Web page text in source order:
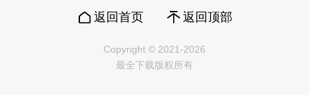
返回首页 返回顶部
Copyright © 2021-2026
最全下载版权所有